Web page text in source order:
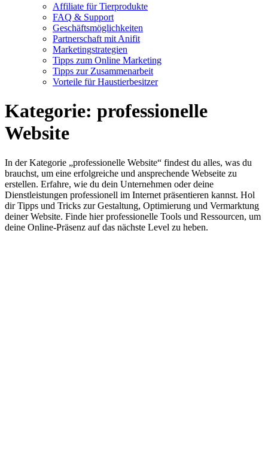
Affiliate für Tierprodukte
FAQ & Support
Geschäftsmöglichkeiten
Partnerschaft mit Anifit
Marketingstrategien
Tipps zum Online Marketing
Tipps zur Zusammenarbeit
Vorteile für Haustierbesitzer
Kategorie: professionelle
Website
In der Kategorie „professionelle Website“ findest du alles, was du
brauchst, um eine erfolgreiche und ansprechende Webseite zu
erstellen. Erfahre, wie du dein Unternehmen oder deine
Dienstleistungen professionell im Internet präsentieren kannst. Hol
dir Tipps und Tricks zur Gestaltung, Optimierung und Vermarktung
deiner Website. Finde hier professionelle Tools und Ressourcen, um
deine Online-Präsenz auf das nächste Level zu heben.